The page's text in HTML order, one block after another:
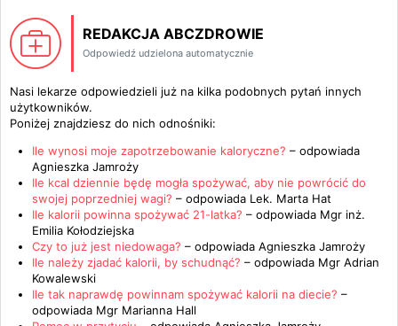
REDAKCJA ABCZDROWIE
Odpowiedź udzielona automatycznie
Nasi lekarze odpowiedzieli już na kilka podobnych pytań innych
użytkowników.
Poniżej znajdziesz do nich odnośniki:
Ile wynosi moje zapotrzebowanie kaloryczne? – odpowiada
Agnieszka Jamroży
Ile kcal dziennie będę mogła spożywać, aby nie powrócić do
swojej poprzedniej wagi? – odpowiada Lek. Marta Hat
Ile kalorii powinna spożywać 21-latka? – odpowiada Mgr inż.
Emilia Kołodziejska
Czy to już jest niedowaga? – odpowiada Agnieszka Jamroży
Ile należy zjadać kalorii, by schudnąć? – odpowiada Mgr Adrian
Kowalewski
Ile tak naprawdę powinnam spożywać kalorii na diecie? –
odpowiada Mgr Marianna Hall